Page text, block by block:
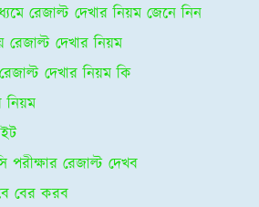
রেজাল্ট দেখার নিয়ম জেনে নিন
রেজাল্ট দেখার নিয়ম
দেখার নিয়ম কি
নিয়ম
রেজাল্ট দেখব
বের করব